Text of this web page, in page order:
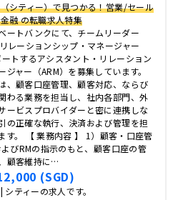
シティー）で見つかる！営業/セール
融 の転職求人特集
ートバンクにて、チームリーダー
レーションシップ・マネージャー
ートするアシスタント・リレーション
ジャー（ARM）を募集しています。
、顧客口座管理、顧客対応、ならび
わる業務を担当し、社内各部門、外
ービスプロバイダーと密に連携しな
の正確な執行、決済および管理を担
す。 【 業務内容 】 1）顧客・口座管
びRMの指示のもと、顧客口座の管
顧客維持に…
(SGD)
ティーの求人です。